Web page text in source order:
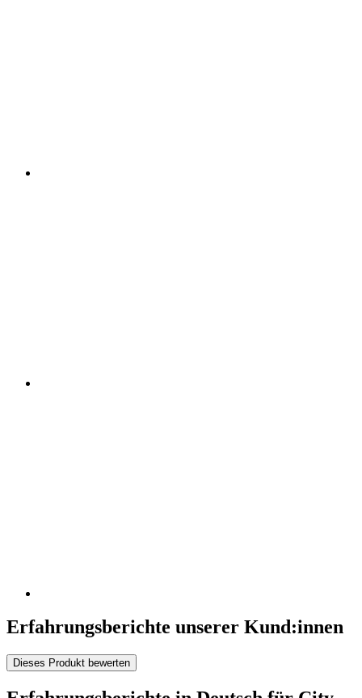
Erfahrungsberichte unserer Kund:innen
Dieses Produkt bewerten